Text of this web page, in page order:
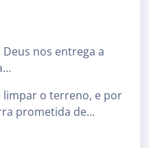
nos entrega a
limpar o terreno, e por
prometida de…